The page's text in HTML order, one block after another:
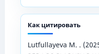
Как цитировать
Lutfullаyevа M. .